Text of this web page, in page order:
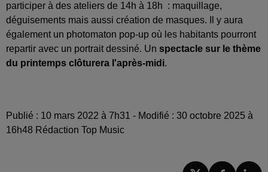
participer à des ateliers de 14h à 18h : maquillage,
déguisements mais aussi création de masques. Il y aura
également un photomaton pop-up où les habitants pourront
repartir avec un portrait dessiné. Un spectacle sur le thème
du printemps clôturera l'après-midi.
Publié : 10 mars 2022 à 7h31 - Modifié : 30 octobre 2025 à
16h48 Rédaction Top Music